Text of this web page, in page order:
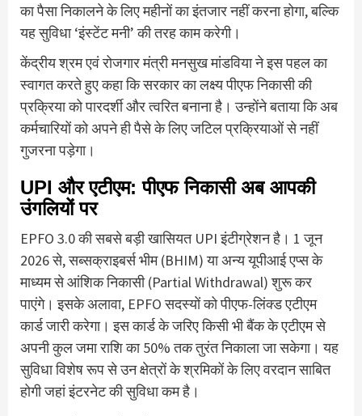
का पैसा निकालने के लिए महीनों का इंतजार नहीं करना होगा, बल्कि
यह सुविधा ‘इंस्टेंट मनी’ की तरह काम करेगी।
केंद्रीय श्रम एवं रोजगार मंत्री मनसुख मांडविया ने इस पहल का
स्वागत करते हुए कहा कि सरकार का लक्ष्य पीएफ निकासी की
प्रक्रिया को पारदर्शी और त्वरित बनाना है। उन्होंने बताया कि अब
कर्मचारियों को अपने ही पैसे के लिए जटिल प्रक्रियाओं से नहीं
गुजरना पड़ेगा।
UPI और एटीएम: पीएफ निकासी अब आपकी
उंगलियों पर
EPFO 3.0 की सबसे बड़ी खासियत UPI इंटीग्रेशन है। 1 जून
2026 से, सब्सक्राइबर्स भीम (BHIM) या अन्य यूपीआई एप्स के
माध्यम से आंशिक निकासी (Partial Withdrawal) शुरू कर
पाएंगे।इसके अलावा, EPFO सदस्यों कोपीएफ-लिंक्ड एटीएम
कार्डजारी करेगा। इस कार्ड के जरिए किसी भी बैंक के एटीएम से
अपनी कुल जमा राशि का50% तकतुरंत निकाला जा सकेगा। यह
सुविधा विशेष रूप से उन क्षेत्रों के श्रमिकों के लिए वरदान साबित
होगी जहां इंटरनेट की सुविधा कम है।